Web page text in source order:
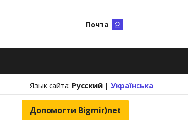
Почта
Язык сайта: Русский | Українська
Допомогти Bigmir)net